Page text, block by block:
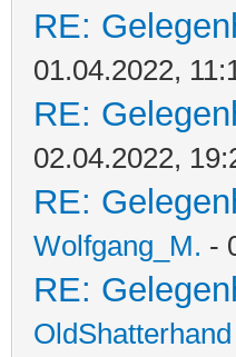
RE:
01.04.2022,
RE:
02.04.2022,
RE:
Wolfgang_M. -
RE:
OldShatterhand